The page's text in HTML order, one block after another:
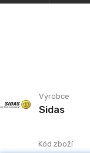
Výrobce
Sidas
Kód zboží